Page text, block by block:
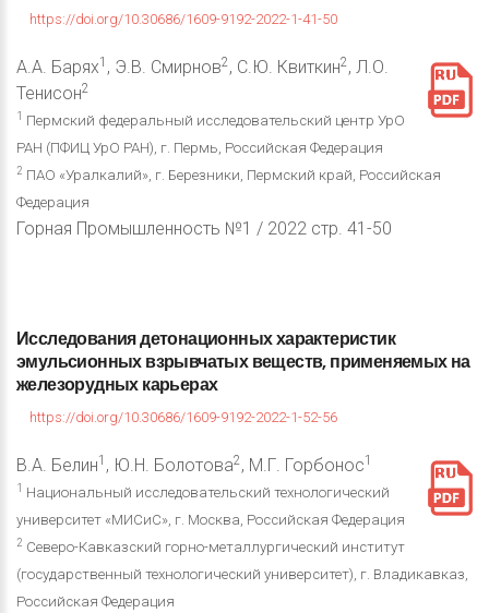
https://doi.org/10.30686/1609-9192-2022-1-41-50
А.А. Барях1 , Э.В. Смирнов2, С.Ю. Квиткин2, Л.О.
Тенисон2
1
Пермский федеральный исследовательский центр УрО
РАН (ПФИЦ УрО РАН), г. Пермь, Российская Федерация
2 ПАО «Уралкалий», г. Березники, Пермский край, Российская
Федерация
Горная Промышленность №1 / 2022 стр. 41-50
Исследованиядетонационныххарактеристик
эмульсионныхвзрывчатых веществ,применяемыхна
железорудныхкарьерах
https://doi.org/10.30686/1609-9192-2022-1-52-56
В.А. Белин1 , Ю.Н. Болотова2, М.Г. Горбонос1
1
Национальный исследовательский технологический
университет «МИСиС», г. Москва, Российская Федерация
2 Северо-Кавказский горно-металлургический институт
(государственный технологический университет), г. Владикавказ,
Российская Федерация